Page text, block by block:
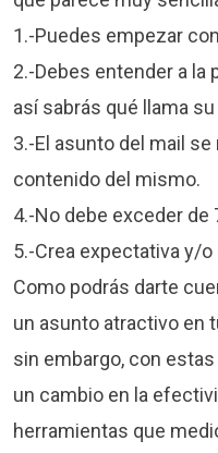
1.-Puedes empezar
2.-Debes entender a la
así sabrás qué llama
3.-El asunto del mail
contenido del mismo.
4.-No debe exceder de
5.-Crea expectativa y/
Como podrás darte
un asunto atractivo en
sin embargo, con
un cambio en la
herramientas que